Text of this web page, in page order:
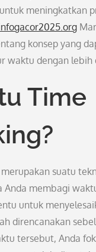
meningkatkan
konsep yang
waktu dengan lebih
Time
suatu
Anda membagi
untuk
direncanakan
tersebut, Anda